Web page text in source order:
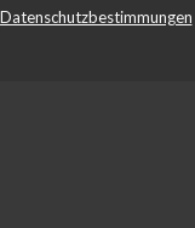
Datenschutzbestimmungen